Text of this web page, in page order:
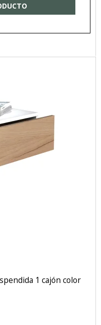
1 cajón color